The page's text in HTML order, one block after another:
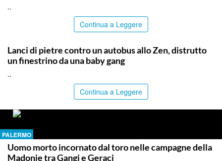
..
Continua a Leggere
Lanci di pietre contro un autobus allo Zen, distrutto
un finestrino da una baby gang
..
Continua a Leggere
PALERMO
Uomo morto incornato dal toro nelle campagne della
Madonie tra Gangi e Geraci